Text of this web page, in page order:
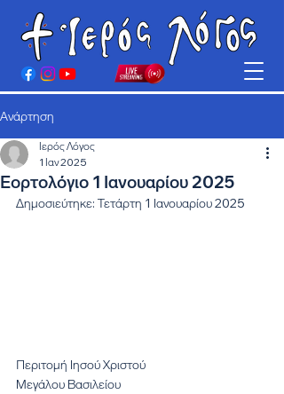
Ανάρτηση
Εορτολόγιο 1 Ιανουαρίου 2025
Ιερός Λόγος
1 Ιαν 2025
Δημοσιεύτηκε: Τετάρτη 1 Ιανουαρίου 2025
Περιτομή Ιησού Χριστού
Μεγάλου Βασιλείου